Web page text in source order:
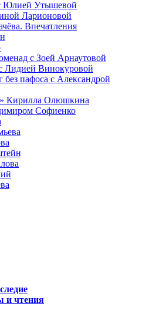
Юлией Утышевой
Ларионовой
Впечатления
с Зоей Арнаутовой
Лидией Винокуровой
без пафоса с Александрой
Кирилла Олюшкина
Софиенко
и чтения